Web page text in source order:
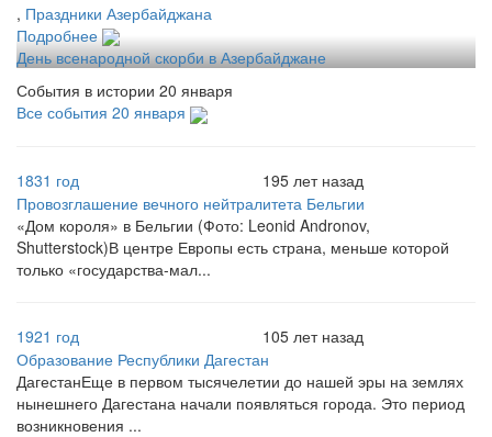
, Праздники Азербайджана
Подробнее
День всенародной скорби в Азербайджане
События в истории 20 января
Все события 20 января
1831 год
195 лет назад
Провозглашение вечного нейтралитета Бельгии
«Дом короля» в Бельгии (Фото: Leonid Andronov,
Shutterstock)В центре Европы есть страна, меньше которой
только «государства-мал...
1921 год
105 лет назад
Образование Республики Дагестан
ДагестанЕще в первом тысячелетии до нашей эры на землях
нынешнего Дагестана начали появляться города. Это период
возникновения ...